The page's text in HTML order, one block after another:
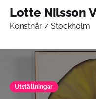
Lotte Nilsson
Konstnär / Stockholm
Utställningar